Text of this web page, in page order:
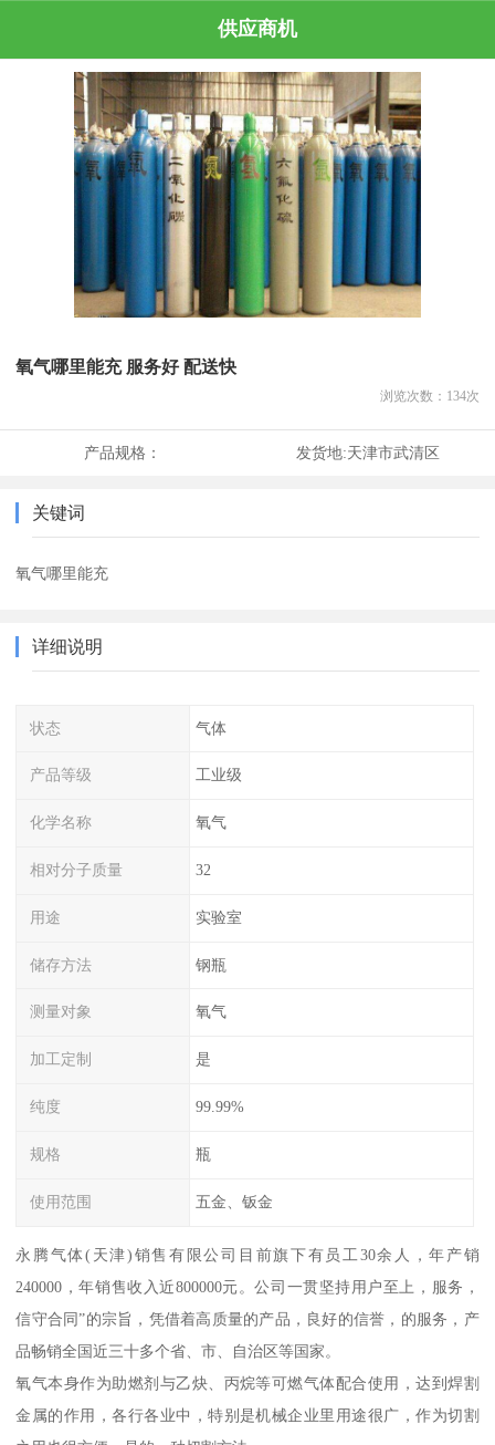
供应商机
氧气哪里能充 服务好 配送快
浏览次数： 134次
产品规格： 发货地:天津市武清区
关键词
氧气哪里能充
详细说明
状态 气体
产品等级 工业级
化学名称 氧气
相对分子质量 32
用途 实验室
储存方法 钢瓶
测量对象 氧气
加工定制 是
纯度 99.99%
规格 瓶
使用范围 五金、钣金
永腾气体(天津)销售有限公司目前旗下有员工30余人，年产销
240000，年销售收入近800000元。公司一贯坚持用户至上，服务，
信守合同”的宗旨，凭借着高质量的产品，良好的信誉，的服务，产
品畅销全国近三十多个省、市、自治区等国家。
氧气本身作为助燃剂与乙炔、丙烷等可燃气体配合使用，达到焊割
金属的作用，各行各业中，特别是机械企业里用途很广，作为切割